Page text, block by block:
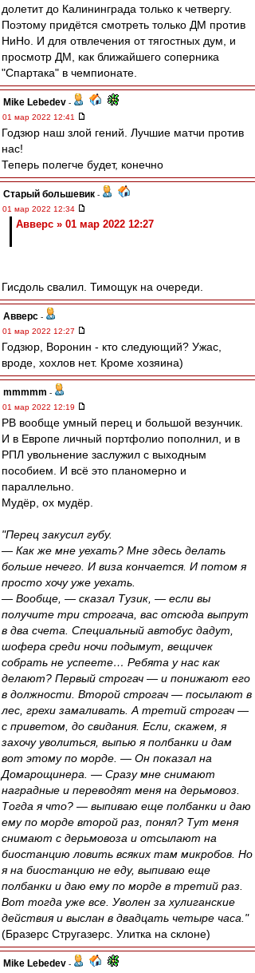
долетит до Калининграда только к четвергу.
Поэтому придётся смотреть только ДМ против
НиНо. И для отвлечения от тягостных дум, и
просмотр ДМ, как ближайшего соперника
"Спартака" в чемпионате.
Mike Lebedev -
01 мар 2022 12:41
Годзюр наш злой гений. Лучшие матчи против
нас!
Теперь полегче будет, конечно
Старый большевик -
01 мар 2022 12:34
Авверс » 01 мар 2022 12:27
Гисдоль свалил. Тимощук на очереди.
Авверс -
01 мар 2022 12:27
Годзюр, Воронин - кто следующий? Ужас,
вроде, хохлов нет. Кроме хозяина)
mmmmm -
01 мар 2022 12:19
РВ вообще умный перец и большой везунчик.
И в Европе личный портфолио пополнил, и в
РПЛ увольнение заслужил с выходным
пособием. И всё это планомерно и
параллельно.
Мудёр, ох мудёр.
"Перец закусил губу.
— Как же мне уехать? Мне здесь делать
больше нечего. И виза кончается. И потом я
просто хочу уже уехать.
— Вообще, — сказал Тузик, — если вы
получите три строгача, вас отсюда выпрут
в два счета. Специальный автобус дадут,
шофера среди ночи подымут, вещичек
собрать не успеете… Ребята у нас как
делают? Первый строгач — и понижают его
в должности. Второй строгач — посылают в
лес, грехи замаливать. А третий строгач —
с приветом, до свидания. Если, скажем, я
захочу уволиться, выпью я полбанки и дам
вот этому по морде. — Он показал на
Домарощинера. — Сразу мне снимают
наградные и переводят меня на дерьмовоз.
Тогда я что? — выпиваю еще полбанки и даю
ему по морде второй раз, понял? Тут меня
снимают с дерьмовоза и отсылают на
биостанцию ловить всяких там микробов. Но
я на биостанцию не еду, выпиваю еще
полбанки и даю ему по морде в третий раз.
Вот тогда уже все. Уволен за хулиганские
действия и выслан в двадцать четыре часа."
(Бразерс Стругазерс. Улитка на склоне)
Mike Lebedev -